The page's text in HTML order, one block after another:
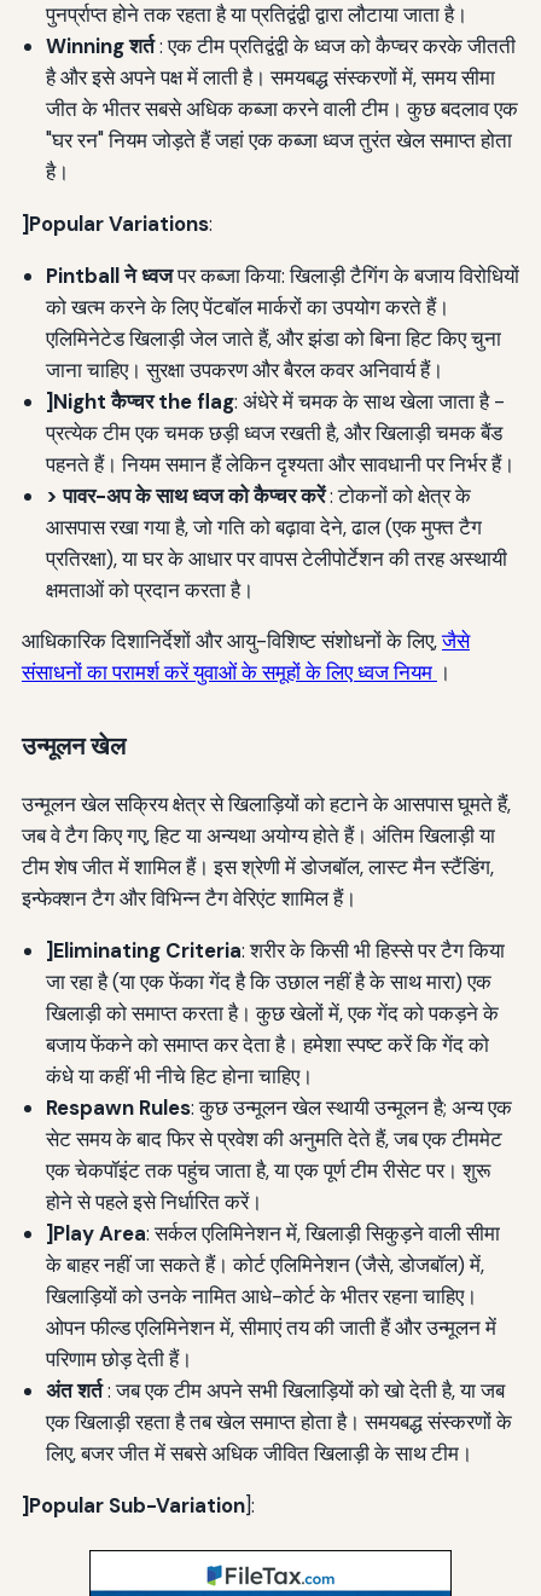
पुनर्प्राप्त होने तक रहता है या प्रतिद्वंद्वी द्वारा लौटाया जाता है।
Winning शर्त: एक टीम प्रतिद्वंद्वी के ध्वज को कैप्चर करके जीतती
है और इसे अपने पक्ष में लाती है। समयबद्ध संस्करणों में, समय सीमा
जीत के भीतर सबसे अधिक कब्जा करने वाली टीम। कुछ बदलाव एक
"घर रन" नियम जोड़ते हैं जहां एक कब्जा ध्वज तुरंत खेल समाप्त होता
है।
]Popular Variations:
Pintball ने ध्वजपर कब्जा किया: खिलाड़ी टैगिंग के बजाय विरोधियों
को खत्म करने के लिए पेंटबॉल मार्करों का उपयोग करते हैं।
एलिमिनेटेड खिलाड़ी जेल जाते हैं, और झंडा को बिना हिट किए चुना
जाना चाहिए। सुरक्षा उपकरण और बैरल कवर अनिवार्य हैं।
]Night कैप्चर the flag: अंधेरे में चमक के साथ खेला जाता है -
प्रत्येक टीम एक चमक छड़ी ध्वज रखती है, और खिलाड़ी चमक बैंड
पहनते हैं। नियम समान हैं लेकिन दृश्यता और सावधानी पर निर्भर हैं।
> पावर-अप के साथ ध्वज को कैप्चर करें: टोकनों को क्षेत्र के
आसपास रखा गया है, जो गति को बढ़ावा देने, ढाल (एक मुफ्त टैग
प्रतिरक्षा), या घर के आधार पर वापस टेलीपोर्टेशन की तरह अस्थायी
क्षमताओं को प्रदान करता है।
आधिकारिक दिशानिर्देशों और आयु-विशिष्ट संशोधनों के लिए,जैसे
संसाधनों का परामर्श करें युवाओं के समूहों के लिए ध्वज नियम ।
उन्मूलन खेल
उन्मूलन खेल सक्रिय क्षेत्र से खिलाड़ियों को हटाने के आसपास घूमते हैं,
जब वे टैग किए गए, हिट या अन्यथा अयोग्य होते हैं। अंतिम खिलाड़ी या
टीम शेष जीत में शामिल हैं। इस श्रेणी में डोजबॉल, लास्ट मैन स्टैंडिंग,
इन्फेक्शन टैग और विभिन्न टैग वेरिएंट शामिल हैं।
]Eliminating Criteria: शरीर के किसी भी हिस्से पर टैग किया
जा रहा है (या एक फेंका गेंद है कि उछाल नहीं है के साथ मारा) एक
खिलाड़ी को समाप्त करता है। कुछ खेलों में, एक गेंद को पकड़ने के
बजाय फेंकने को समाप्त कर देता है। हमेशा स्पष्ट करें कि गेंद को
कंधे या कहीं भी नीचे हिट होना चाहिए।
Respawn Rules: कुछ उन्मूलन खेल स्थायी उन्मूलन है; अन्य एक
सेट समय के बाद फिर से प्रवेश की अनुमति देते हैं, जब एक टीममेट
एक चेकपॉइंट तक पहुंच जाता है, या एक पूर्ण टीम रीसेट पर। शुरू
होने से पहले इसे निर्धारित करें।
]Play Area: सर्कल एलिमिनेशन में, खिलाड़ी सिकुड़ने वाली सीमा
के बाहर नहीं जा सकते हैं। कोर्ट एलिमिनेशन (जैसे, डोजबॉल) में,
खिलाड़ियों को उनके नामित आधे-कोर्ट के भीतर रहना चाहिए।
ओपन फील्ड एलिमिनेशन में, सीमाएं तय की जाती हैं और उन्मूलन में
परिणाम छोड़ देती हैं।
अंत शर्त: जब एक टीम अपने सभी खिलाड़ियों को खो देती है, या जब
एक खिलाड़ी रहता है तब खेल समाप्त होता है। समयबद्ध संस्करणों के
लिए, बजर जीत में सबसे अधिक जीवित खिलाड़ी के साथ टीम।
]Popular Sub-Variation]: